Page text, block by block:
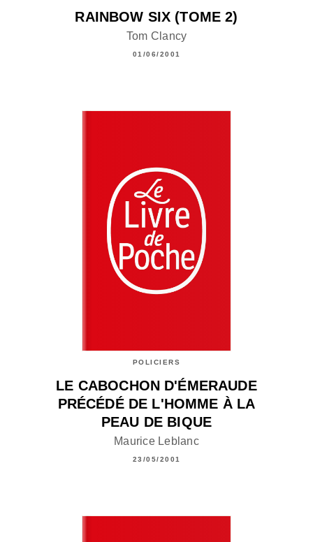
RAINBOW SIX (TOME 2)
Tom Clancy
01/06/2001
POLICIERS
LE CABOCHON D'ÉMERAUDE
PRÉCÉDÉ DE L'HOMME À LA
PEAU DE BIQUE
Maurice Leblanc
23/05/2001